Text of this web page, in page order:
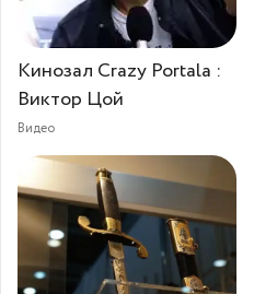
Кинозал Crazy Portala :
Виктор Цой
Видео